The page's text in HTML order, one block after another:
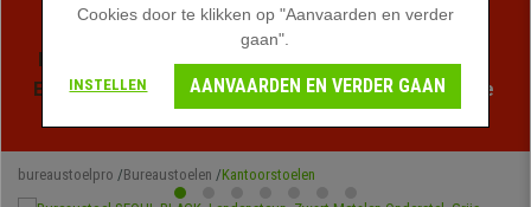
Profiteer van de Zomeruitverkoop bij bureaustoelpro!
Exclusieve kortingen voor een beperkte tijd - Bekijk de
bureaustoelpro Bureaustoelen Kantoorstoelen
Cookies door te klikken op "Aanvaarden en verder
gaan".
INSTELLEN AANVAARDEN EN VERDER GAAN